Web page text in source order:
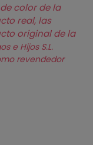
color de la
real, las
original de la
e Hijos S.L.
revendedor